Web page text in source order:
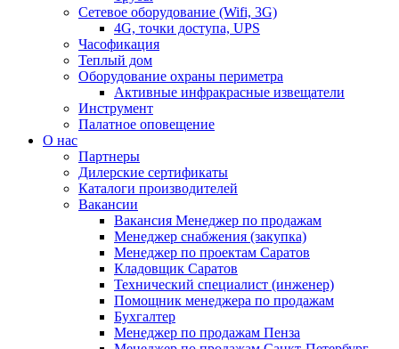
Сетевое оборудование (Wifi, 3G)
4G, точки доступа, UPS
Часофикация
Теплый дом
Оборудование охраны периметра
Активные инфракрасные извещатели
Инструмент
Палатное оповещение
О нас
Партнеры
Дилерские сертификаты
Каталоги производителей
Вакансии
Вакансия Менеджер по продажам
Менеджер снабжения (закупка)
Менеджер по проектам Саратов
Кладовщик Саратов
Технический специалист (инженер)
Помощник менеджера по продажам
Бухгалтер
Менеджер по продажам Пенза